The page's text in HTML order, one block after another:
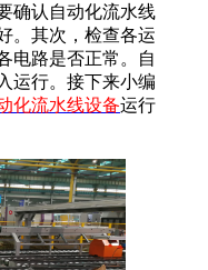
认自动化流水线
。其次，检查各运
电路是否正常。自
运行。接下来小编
化流水线设备运行